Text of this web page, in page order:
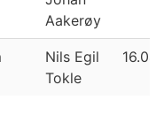
Aakerøy
Nils Egil
Tokle